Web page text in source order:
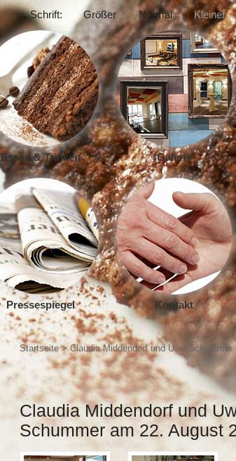
Schrift: Größer Normal Kleiner
Essen & Trinken Galerie
Pressespiegel Kontakt
Startseite> Claudia Middendorf und Uwe
Claudia Middendorf und
Schummer am 22. August